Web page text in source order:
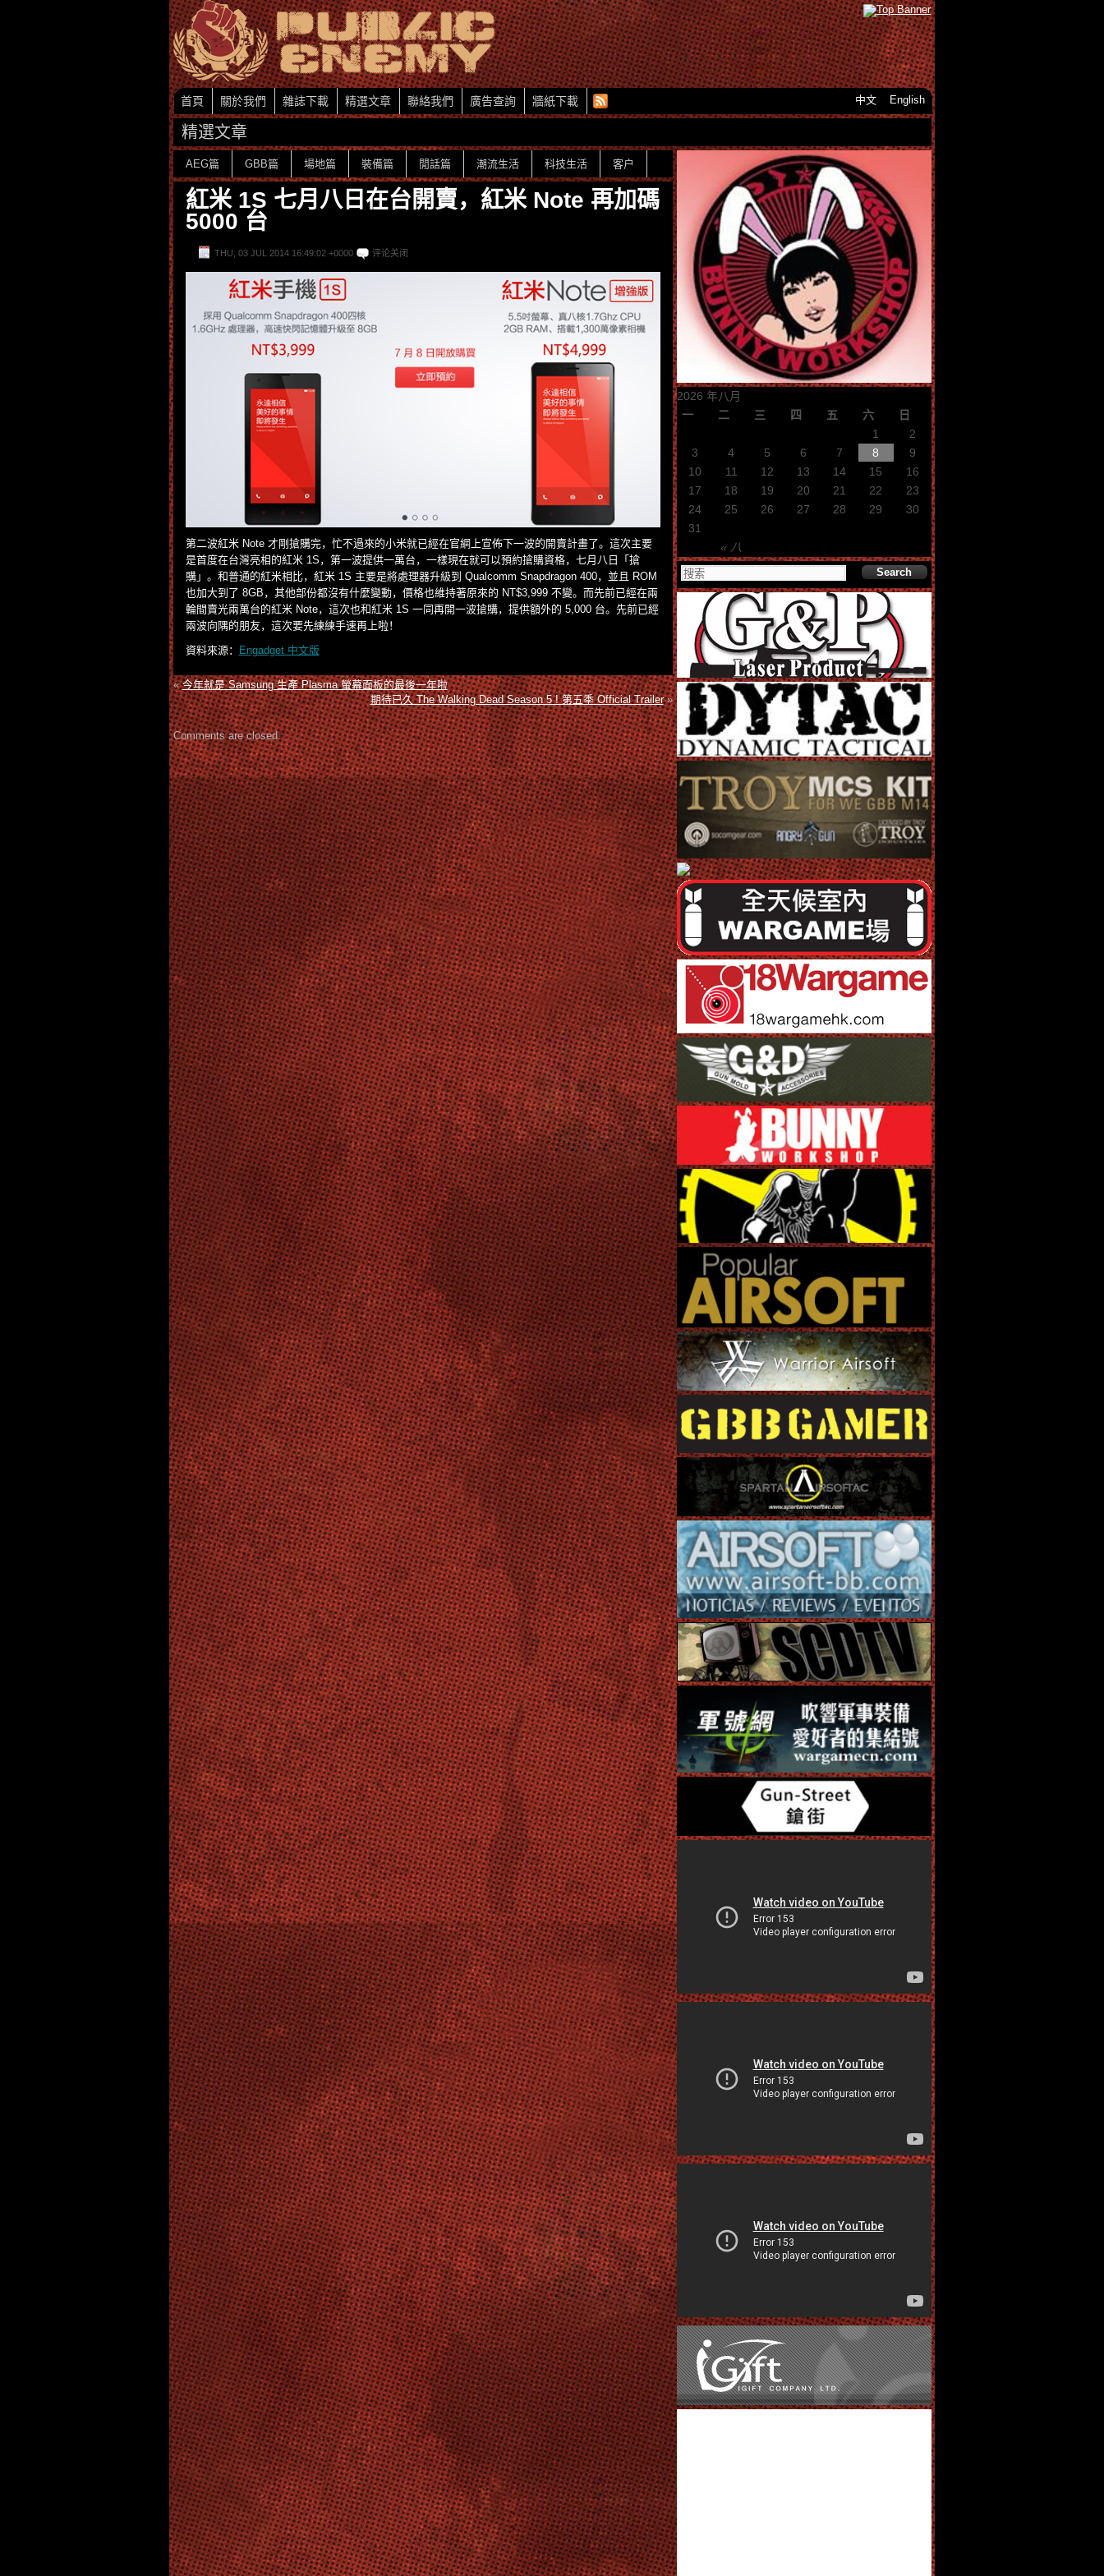
首頁 關於我們 雜誌下載 精選文章 聯絡我們 廣告查詢 牆紙下載 中文 English
精選文章
AEG篇 GBB篇 場地篇 裝備篇 閒話篇 潮流生活 科技生活 客户
紅米 1S 七月八日在台開賣，紅米 Note 再加碼
5000 台
THU, 03 JUL 2014 16:49:02 +0000 评论关闭
第二波紅米 Note 才剛搶購完，忙不過來的小米就已經在官網上宣佈下一波的開賣計畫了。這次主要
是首度在台灣亮相的紅米 1S，第一波提供一萬台，一樣現在就可以預約搶購資格，七月八日「搶
購」。和普通的紅米相比，紅米 1S 主要是將處理器升級到 Qualcomm Snapdragon 400，並且 ROM
也加大到了 8GB，其他部份都沒有什麼變動，價格也維持著原來的 NT$3,999 不變。而先前已經在兩
輪間賣光兩萬台的紅米 Note，這次也和紅米 1S 一同再開一波搶購，提供額外的 5,000 台。先前已經
兩波向隅的朋友，這次要先練練手速再上啦！
資料來源：
Engadget 中文版
«今年就是 Samsung 生產 Plasma 螢幕面板的最後一年啦
期待已久 The Walking Dead Season 5 ! 第五季 Official Trailer»
Comments are closed.
2026 年八月
一
二 三 四 五 六 日
« 八
1
2
3
4 5 6 7 8
9
10
11 12 13 14 15
16
17
18 19 20 21 22
23
24
25 26 27 28 29
30
31